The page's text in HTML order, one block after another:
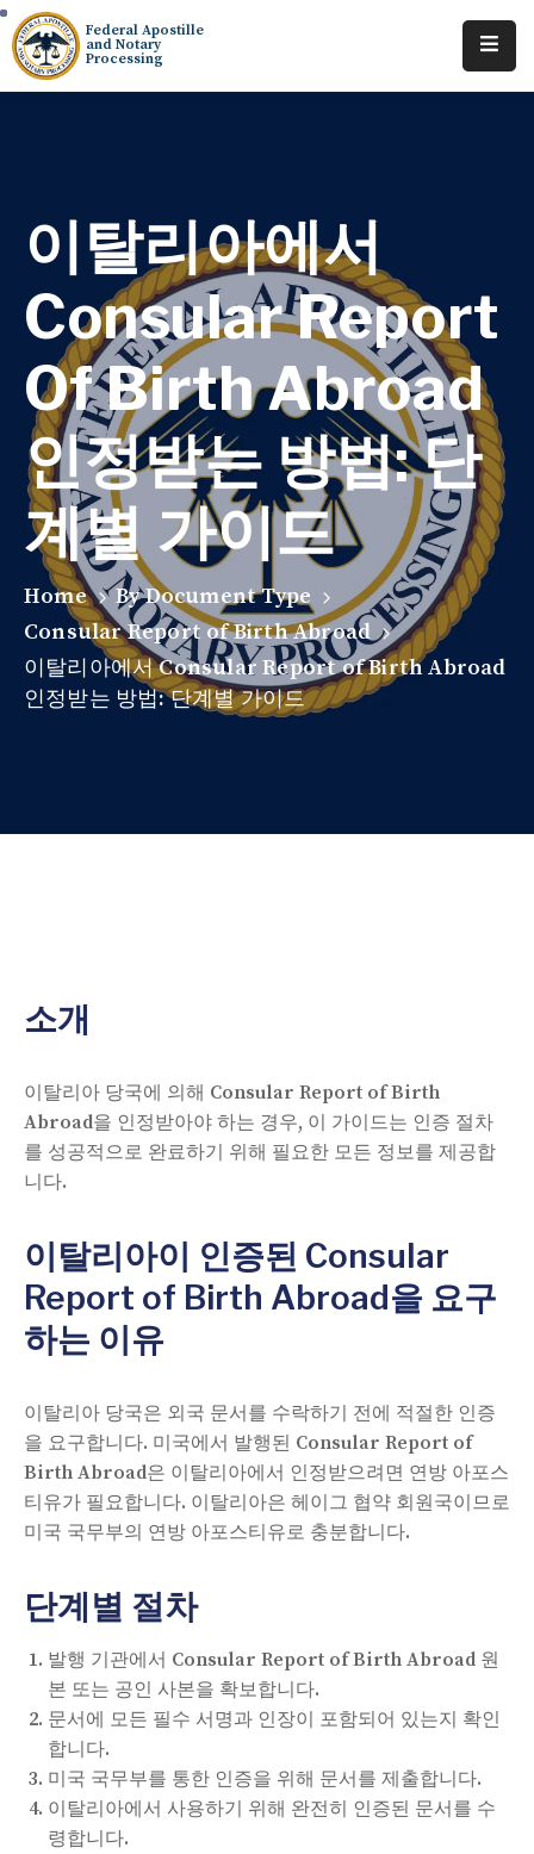
Federal Apostille
and Notary
Processing
Requests
Resources
Locations
Tracking
이탈리아에서
Consular Report
Of Birth Abroad
인정받는 방법: 단
계별 가이드
Home
By Document Type
Consular Report of Birth Abroad
이탈리아에서 Consular Report of Birth Abroad
인정받는 방법: 단계별 가이드
소개
이탈리아 당국에 의해 Consular Report of Birth
Abroad을 인정받아야 하는 경우, 이 가이드는 인증 절차
를 성공적으로 완료하기 위해 필요한 모든 정보를 제공합
니다.
이탈리아이 인증된 Consular
Report of Birth Abroad을 요구
하는 이유
이탈리아 당국은 외국 문서를 수락하기 전에 적절한 인증
을 요구합니다. 미국에서 발행된 Consular Report of
Birth Abroad은 이탈리아에서 인정받으려면 연방 아포스
티유가 필요합니다. 이탈리아은 헤이그 협약 회원국이므로
미국 국무부의 연방 아포스티유로 충분합니다.
단계별 절차
발행 기관에서 Consular Report of Birth Abroad 원
본 또는 공인 사본을 확보합니다.
문서에 모든 필수 서명과 인장이 포함되어 있는지 확인
합니다.
미국 국무부를 통한 인증을 위해 문서를 제출합니다.
이탈리아에서 사용하기 위해 완전히 인증된 문서를 수
령합니다.